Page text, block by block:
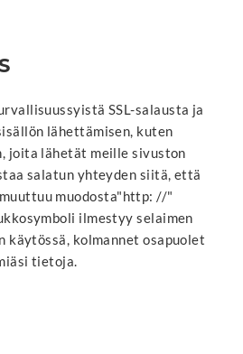
SSL-salausta ja
lähettämisen, kuten
joita lähetät meille sivuston
salatun yhteyden siitä, että
muodosta"http: //"
ilmestyy selaimen
käytössä, kolmannet osapuolet
tietoja.